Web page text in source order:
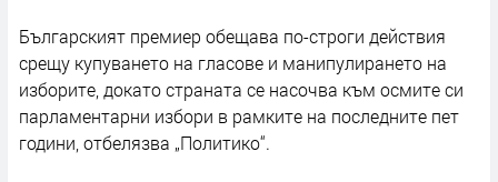
Българският премиер обещава по-строги действия
срещу купуването на гласове и манипулирането на
изборите, докато страната се насочва към осмите си
парламентарни избори в рамките на последните пет
години, отбелязва „Политико“.